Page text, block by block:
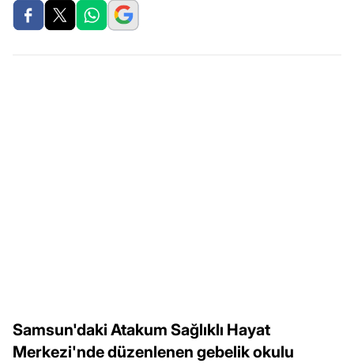
Samsun'daki Atakum Sağlıklı Hayat
Merkezi'nde düzenlenen gebelik okulu